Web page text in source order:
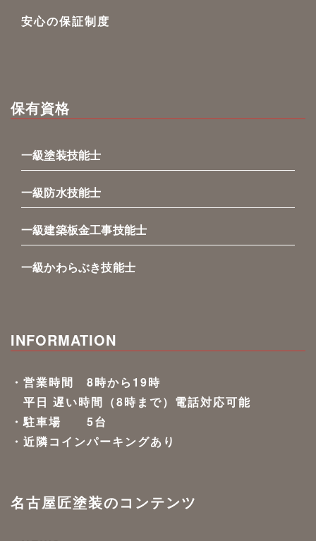
安心の保証制度
保有資格
一級塗装技能士
一級防水技能士
一級建築板金工事技能士
一級かわらぶき技能士
INFORMATION
・営業時間 8時から19時
平日 遅い時間（8時まで）電話対応可能
・駐車場 5台
・近隣コインパーキングあり
名古屋匠塗装のコンテンツ